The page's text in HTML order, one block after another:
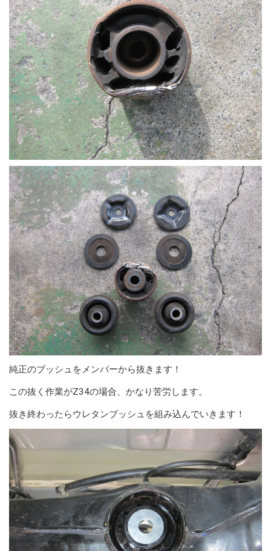
純正のブッシュをメンバーから抜きます！
この抜く作業がZ34の場合、かなり苦労します。
抜き終わったらウレタンブッシュを組み込んでいきます！